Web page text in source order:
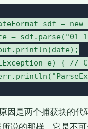
sdf = new
= sdf.parse("01-
e) { //
因是两个捕获块的代